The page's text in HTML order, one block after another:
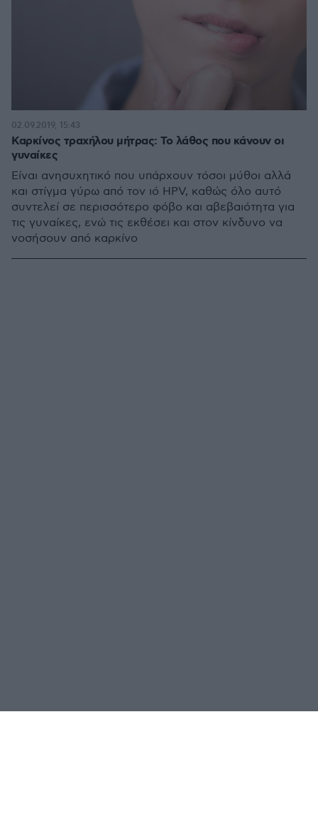
Καρκίνος τραχήλου μήτρας: Το λάθος που κάνουν οι
γυναίκες
Είναι ανησυχητικό που υπάρχουν τόσοι μύθοι αλλά
και στίγμα γύρω από τον ιό HPV, καθώς όλο αυτό
συντελεί σε περισσότερο φόβο και αβεβαιότητα για
τις γυναίκες, ενώ τις εκθέσει και στον κίνδυνο να
νοσήσουν από καρκίνο
02.09.2019, 15:43